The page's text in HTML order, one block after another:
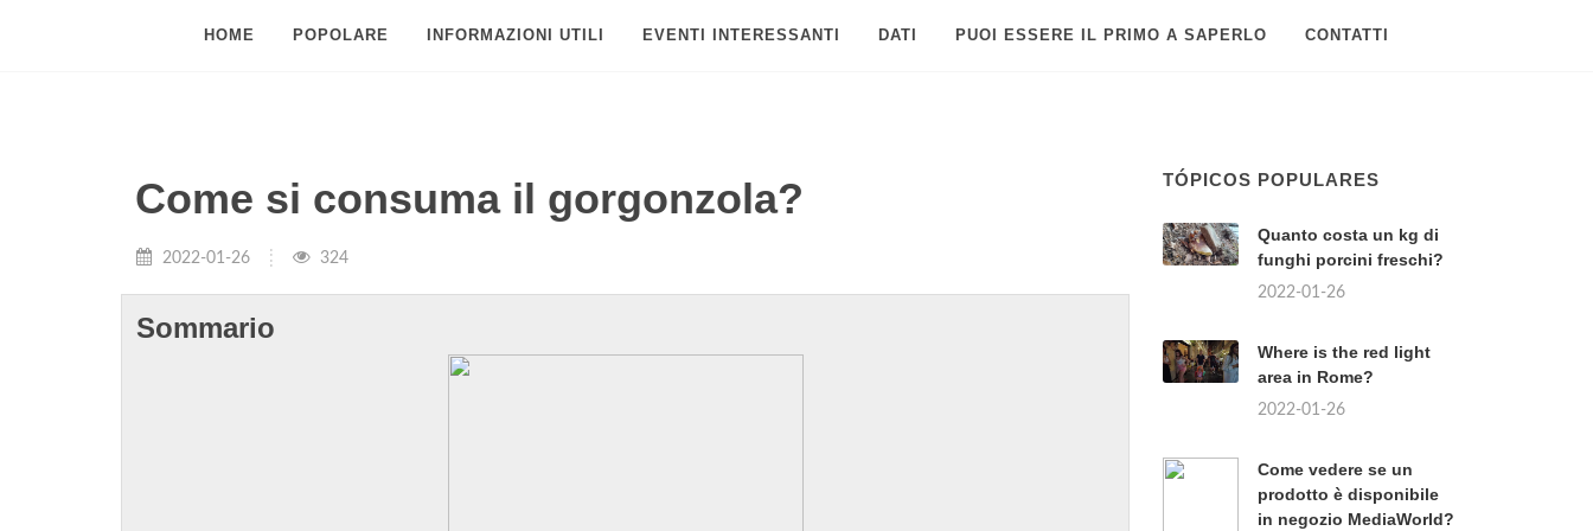
HOME POPOLARE INFORMAZIONI UTILI EVENTI INTERESSANTI DATI PUOI ESSERE IL PRIMO A SAPERLO CONTATTI
Come si consuma il gorgonzola?
2022-01-26 324
Sommario
TÓPICOS POPULARES
Quanto costa un kg di
funghi porcini freschi?
2022-01-26
Where is the red light
area in Rome?
2022-01-26
Come vedere se un
prodotto è disponibile
in negozio MediaWorld?